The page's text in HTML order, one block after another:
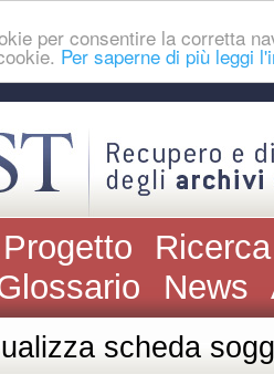
per consentire la corretta
Per saperne di più leggi
Progetto
News
scheda